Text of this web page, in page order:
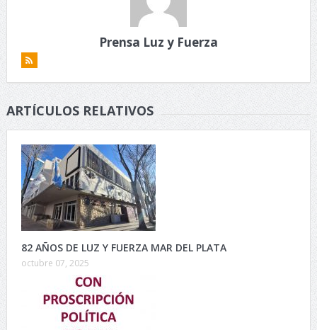
Prensa Luz y Fuerza
ARTÍCULOS RELATIVOS
82 AÑOS DE LUZ Y FUERZA MAR DEL PLATA
octubre 07, 2025